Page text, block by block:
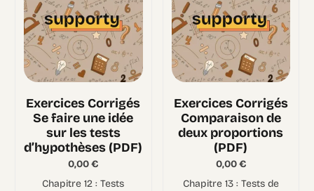
Exercices Corrigés
Se faire une idée
sur les tests
d’hypothèses (PDF)
0,00€
Chapitre 12 : Tests
Exercices Corrigés
Comparaison de
deux proportions
(PDF)
0,00€
Chapitre 13 : Tests de